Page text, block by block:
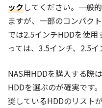
ックしてください。一般
ますが、一部のコンパク
では2.5インチHDDを使用
っては、3.5インチ、2.5イ
NAS用HDDを購入する際
HDDを選ぶのが確実です
奨しているHDDのリスト